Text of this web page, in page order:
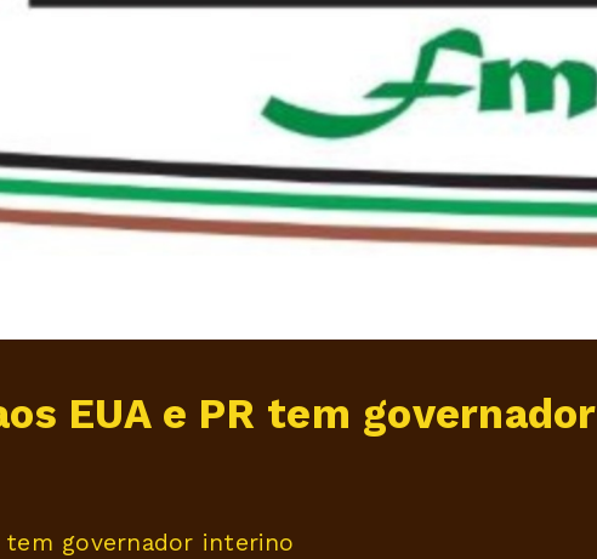
EUA e PR tem governador
tem governador interino